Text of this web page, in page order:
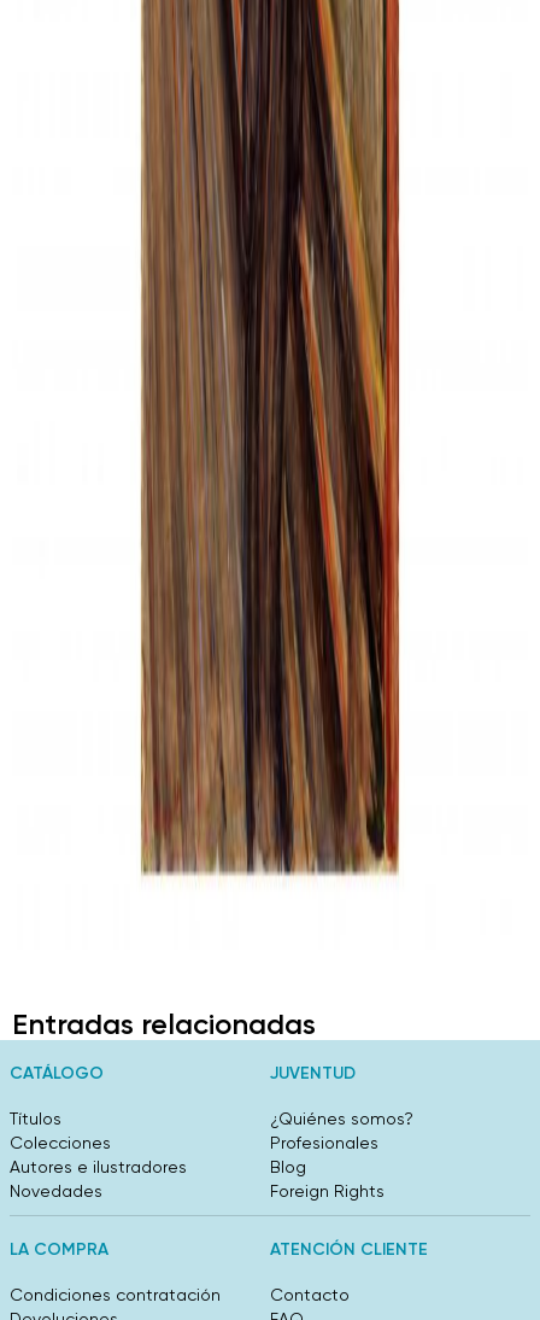
Entradas relacionadas
CATÁLOGO
Títulos
Colecciones
Autores e ilustradores
Novedades
JUVENTUD
¿Quiénes somos?
Profesionales
Blog
Foreign Rights
LA COMPRA
Condiciones contratación
ATENCIÓN CLIENTE
Contacto